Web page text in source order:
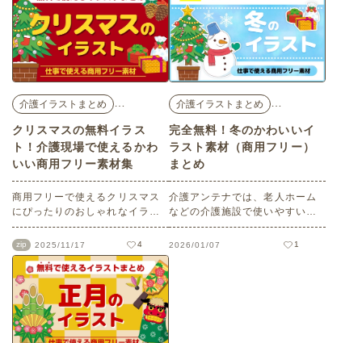
いただけます。商用フリーです
ので、ビジネス・プライベート
に関わらずさまざまな場面でご
活用ください。
ナル。商用フリー、点数制限な
しでご利用いただけます。
介護イラストまとめ …
クリスマスの無料イラス
ト！介護現場で使えるかわ
いい商用フリー素材集
商用フリーで使えるクリスマス
にぴったりのおしゃれなイラス
トをご紹介します。サンタクロ
ースやトナカイ、雪だるまとい
った定番モチーフのポップなイ
ラストを取り揃えましたので、
ご家庭や施設のイベントなど幅
広くご活用ください。
zip 2025/11/17 4
介護イラストまとめ …
完全無料！冬のかわいいイ
ラスト素材（商用フリー）
まとめ
介護アンテナでは、老人ホーム
などの介護施設で使いやすい無
料のイラスト素材を多数ご用意
しています。今回はそのなかか
2026/01/07 1